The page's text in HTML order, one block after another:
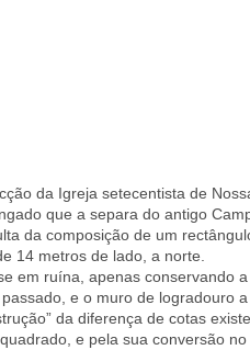
da Igreja setecentista de
que a separa do antigo
da composição de um
14 metros de lado, a norte.
em ruína, apenas conservando
e o muro de logradouro a
da diferença de cotas
e pela sua conversão